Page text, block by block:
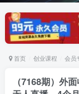
首页 创业课程 会员
（7168期）外